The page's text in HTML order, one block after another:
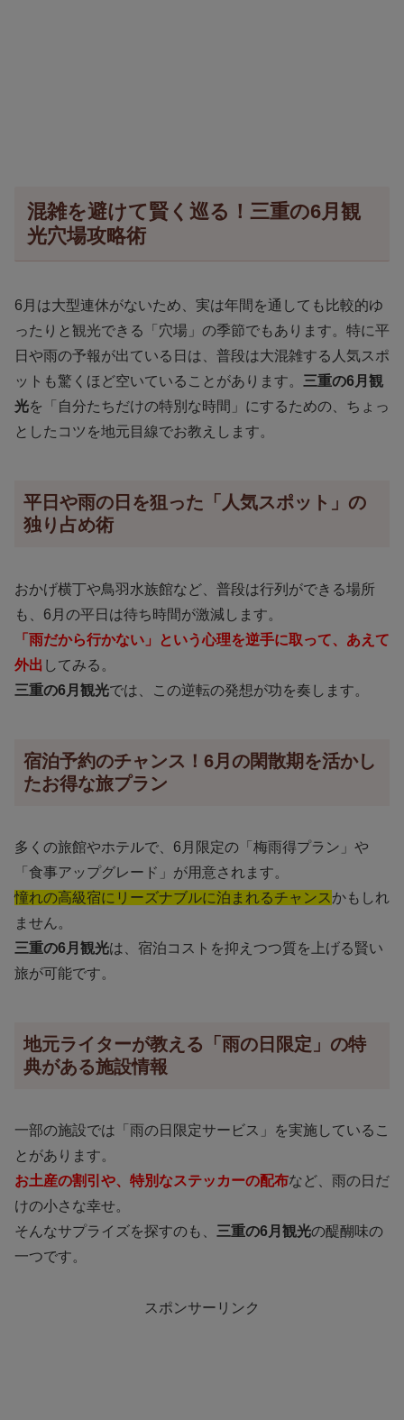
混雑を避けて賢く巡る！三重の6月観
光穴場攻略術
6月は大型連休がないため、実は年間を通しても比較的ゆ
ったりと観光できる「穴場」の季節でもあります。特に平
日や雨の予報が出ている日は、普段は大混雑する人気スポ
ットも驚くほど空いていることがあります。 三重の6月観
光を「自分たちだけの特別な時間」にするための、ちょっ
としたコツを地元目線でお教えします。
平日や雨の日を狙った「人気スポット」の
独り占め術
おかげ横丁や鳥羽水族館など、普段は行列ができる場所
も、6月の平日は待ち時間が激減します。
「雨だから行かない」という心理を逆手に取って、あえて
外出 してみる。
三重の6月観光では、この逆転の発想が功を奏します。
宿泊予約のチャンス！6月の閑散期を活かし
たお得な旅プラン
多くの旅館やホテルで、6月限定の「梅雨得プラン」や
「食事アップグレード」が用意されます。
憧れの高級宿にリーズナブルに泊まれるチャンス かもしれ
ません。
三重の6月観光は、宿泊コストを抑えつつ質を上げる賢い
旅が可能です。
地元ライターが教える「雨の日限定」の特
典がある施設情報
一部の施設では「雨の日限定サービス」を実施しているこ
とがあります。
お土産の割引や、特別なステッカーの配布など、雨の日だ
けの小さな幸せ。
そんなサプライズを探すのも、 三重の6月観光の醍醐味の
一つです。
スポンサーリンク